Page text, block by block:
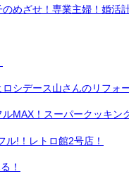
のめざせ！専業主婦！婚活
シデース山さんのリフォ
MAX！スーパークッキン
ル!！レトロ館2号店！
！